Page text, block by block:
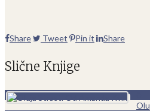
Share Tweet Pin it Share
Slične Knjige